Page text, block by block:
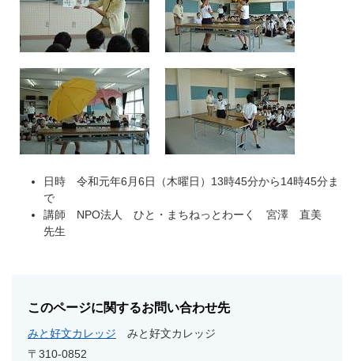
日時 令和元年6月6日（木曜日）13時45分から14時45分ま
で
講師 NPO法人 ひと・まちねっとわーく 宮澤 直美
先生
このページに関するお問い合わせ先
みと好文カレッジ
みと好文カレッジ
〒310-0852